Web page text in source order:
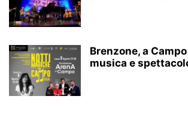
Brenzone, a
musica e